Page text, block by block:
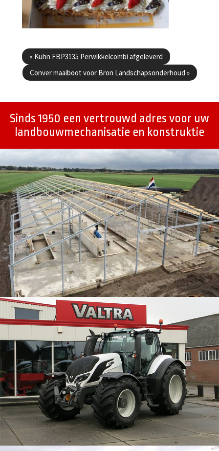
Berichtenmenu
« Kuhn FBP3135 Perwikkelcombi afgeleverd
Conver maaiboot voor Bron Landschapsonderhoud »
Sinds 1950 een vertrouwd adres voor uw
landbouwmechanisatie en konstruktie